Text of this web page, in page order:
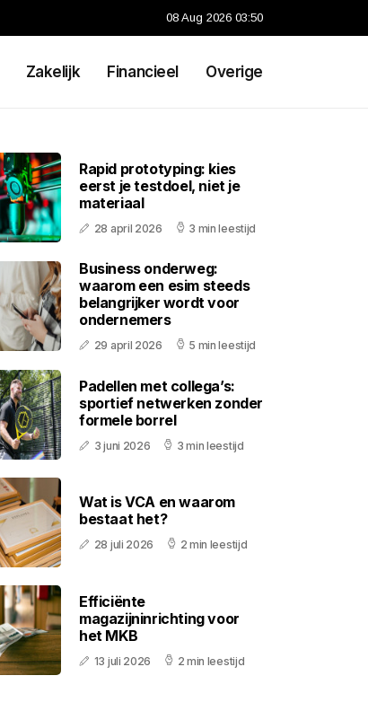
08 Aug 2026 03:50
Zakelijk Financieel Overige
Rapid prototyping: kies
eerst je testdoel, niet je
materiaal
28 april 2026 3 min leestijd
Business onderweg:
waarom een esim steeds
belangrijker wordt voor
ondernemers
29 april 2026 5 min leestijd
Padellen met collega’s:
sportief netwerken zonder
formele borrel
3 juni 2026 3 min leestijd
Wat is VCA en waarom
bestaat het?
28 juli 2026 2 min leestijd
Efficiënte
magazijninrichting voor
het MKB
13 juli 2026 2 min leestijd